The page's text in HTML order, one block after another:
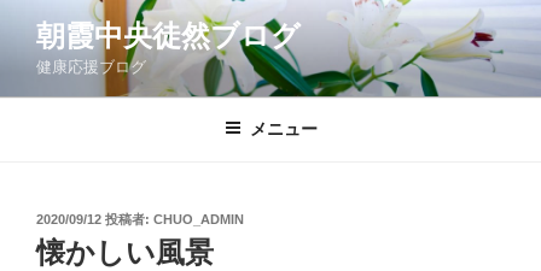
ン
朝霞中央徒然ブログ
健康応援ブログ
メニュー
投
稿
日:
2020/09/12 投稿者: CHUO_ADMIN
懐かしい風景